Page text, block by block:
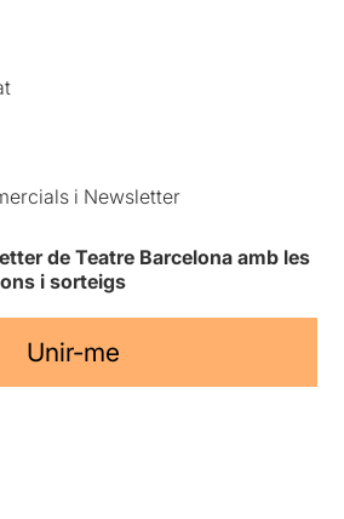
i Newsletter
de Teatre Barcelona amb les
i sorteigs
Unir-me